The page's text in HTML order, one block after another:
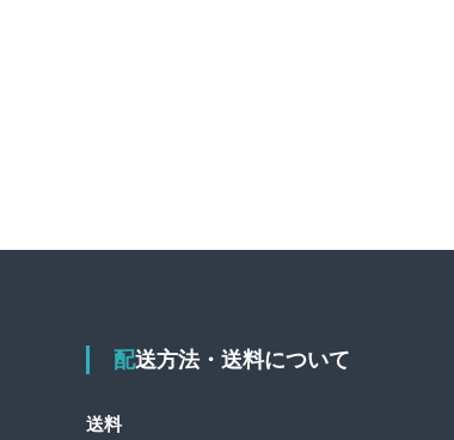
配送方法・送料について
送料